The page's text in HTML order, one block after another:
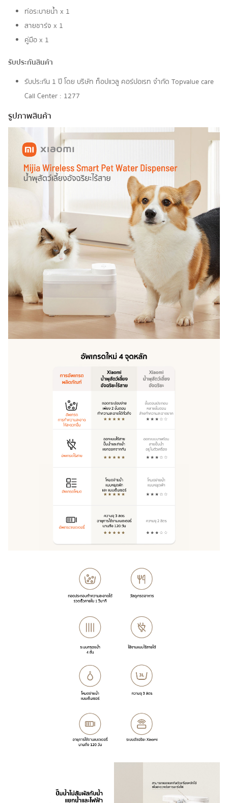
ท่อระบายน้ำ x 1
สายชาร์จ x 1
คู่มือ x 1
รับประกันสินค้า
รับประกัน 1 ปี โดย บริษัท ท็อปแวลู คอร์ปอเรท จํากัด Topvalue care
Call Center : 1277
รูปภาพสินค้า